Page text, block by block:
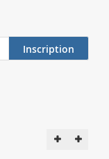
Inscription